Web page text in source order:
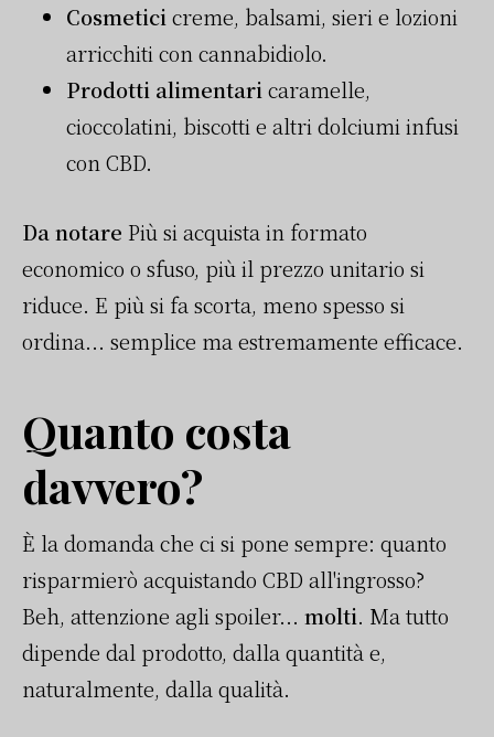
Cosmetici creme, balsami, sieri e lozioni
arricchiti con cannabidiolo.
Prodotti alimentari caramelle,
cioccolatini, biscotti e altri dolciumi infusi
con CBD.
Da notare Più si acquista in formato
economico o sfuso, più il prezzo unitario si
riduce. E più si fa scorta, meno spesso si
ordina... semplice ma estremamente efficace.
Quanto costa
davvero?
È la domanda che ci si pone sempre: quanto
risparmierò acquistando CBD all'ingrosso?
Beh, attenzione agli spoiler... molti. Ma tutto
dipende dal prodotto, dalla quantità e,
naturalmente, dalla qualità.